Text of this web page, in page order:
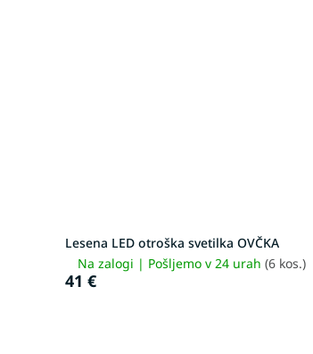
Lesena LED otroška svetilka OVČKA
Na zalogi | Pošljemo v 24 urah(6 kos.)
41 €